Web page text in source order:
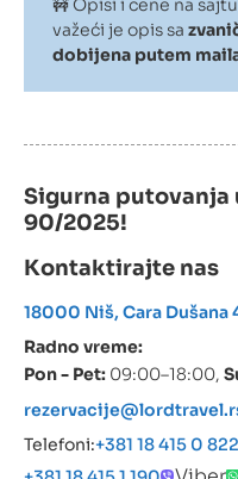
važeći je opis sa
dobijena putem
Sigurna putovanja
90/2025!
Kontaktirajte nas
18000 Niš, Cara Dušana
Radno vreme:
Pon - Pet: 09:00–18:00,
Telefoni:+381 18 415 0 822